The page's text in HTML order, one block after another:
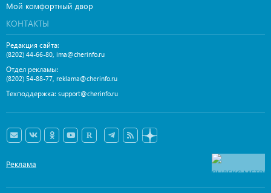
Мой комфортный двор
КОНТАКТЫ
Редакция сайта:
(8202) 44-66-80, ima@cherinfo.ru
Отдел рекламы:
(8202) 54-88-77, reklama@cherinfo.ru
Техподдержка: support@cherinfo.ru
Реклама